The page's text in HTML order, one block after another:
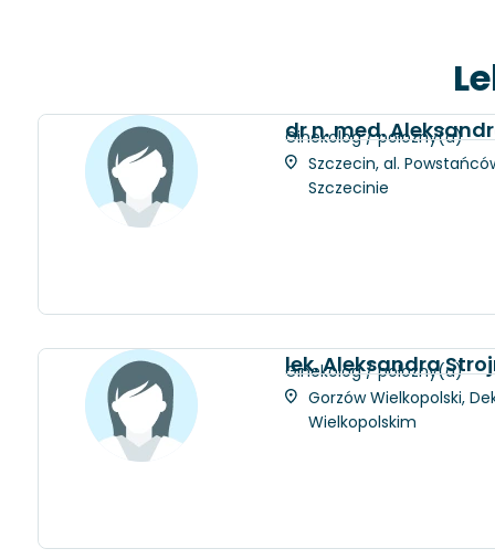
dr n. med.
Ginekolog / położny(a)
Szczecin, al.
Szczecinie
lek. Aleksandra
Ginekolog / położny(a)
Gorzów Wielkopolski,
Wielkopolskim